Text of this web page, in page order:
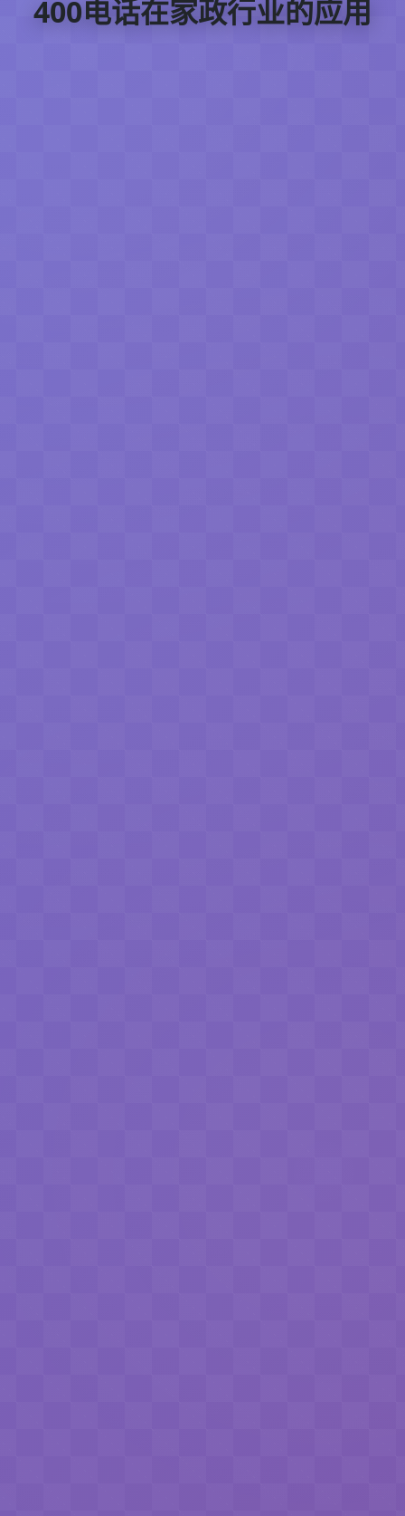
400电话在家政行业的应用